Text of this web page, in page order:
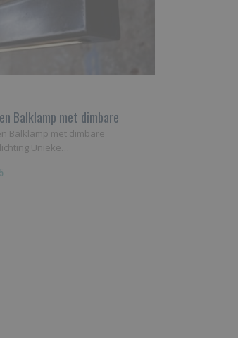
Balklamp met dimbare
Balklamp met dimbare
Unieke…